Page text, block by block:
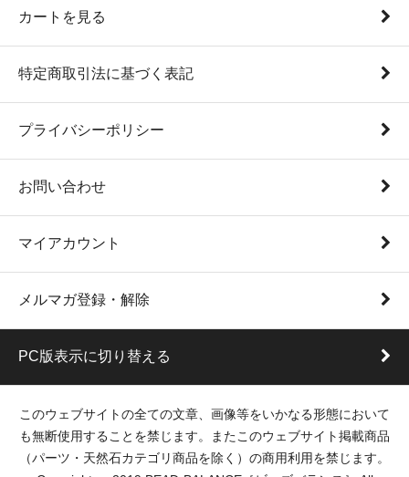
カートを見る
特定商取引法に基づく表記
プライバシーポリシー
お問い合わせ
マイアカウント
メルマガ登録・解除
PC版表示に切り替える
このウェブサイトの全ての文章、画像等をいかなる形態において
も無断使用することを禁じます。またこのウェブサイト掲載商品
（パーツ・天然石カテゴリ商品を除く）の商用利用を禁じます。